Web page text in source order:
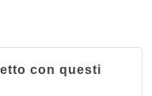
con questi